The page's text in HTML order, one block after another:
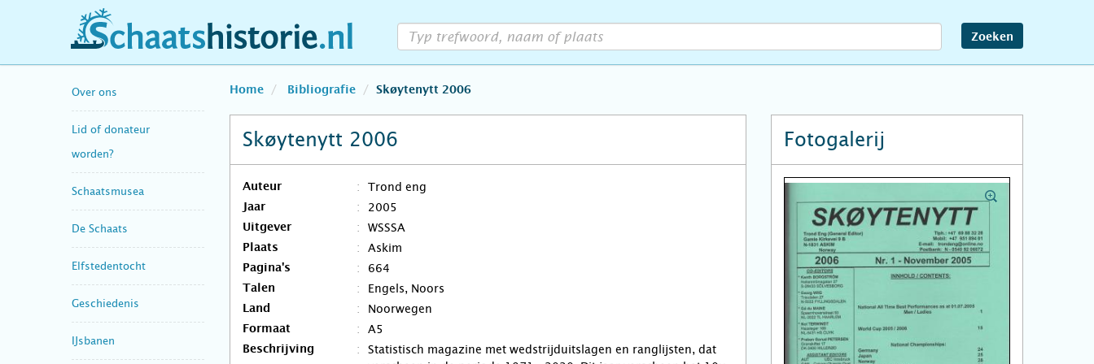
schaatshistorie.nl Zoeken
Over ons
Lid of donateur
worden?
Schaatsmusea
De Schaats
Elfstedentocht
Geschiedenis
IJsbanen
Home Bibliografie Skøytenytt 2006
Skøytenytt 2006
Auteur Trond eng
Jaar 2005
Uitgever WSSSA
Plaats Askim
Pagina's 664
Talen Engels, Noors
Land Noorwegen
Formaat A5
Beschrijving
Statistisch magazine met wedstrijduitslagen en ranglijsten, dat
Fotogalerij